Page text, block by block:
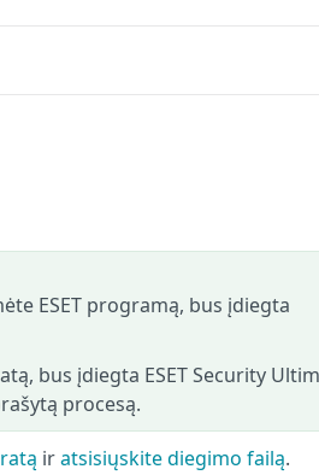
ESET programą, bus įdiegta
bus įdiegta ESET Security
procesą.
iratsisiųskite diegimo failą.